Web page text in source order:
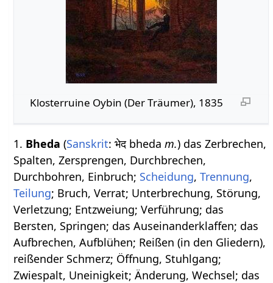
Klosterruine Oybin (Der Träumer), 1835
1. Bheda (Sanskrit: भेद bhedam.) das Zerbrechen,
Spalten, Zersprengen, Durchbrechen,
Durchbohren, Einbruch; Scheidung,Trennung,
Teilung; Bruch, Verrat; Unterbrechung, Störung,
Verletzung; Entzweiung; Verführung; das
Bersten, Springen; das Auseinanderklaffen; das
Aufbrechen, Aufblühen; Reißen (in den Gliedern),
reißender Schmerz; Öffnung, Stuhlgang;
Zwiespalt, Uneinigkeit; Änderung, Wechsel; das